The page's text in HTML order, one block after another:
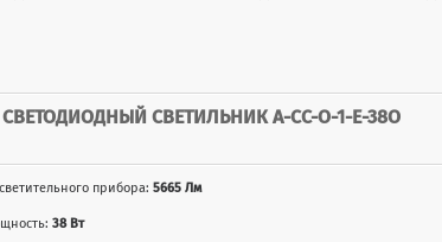
СВЕТИЛЬНИК А-СС-О-1-Е-38О
прибора: 5665 Лм
38 Вт